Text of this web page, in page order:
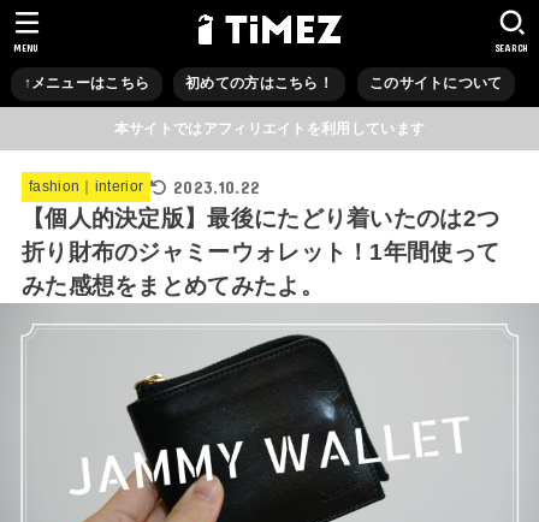
↑メニューはこちら 初めての方はこちら！ このサイトについて
SEARCH
MENU
本サイトではアフィリエイトを利用しています
fashion｜interior 2023.10.22
【個人的決定版】最後にたどり着いたのは2つ
折り財布のジャミーウォレット！1年間使って
みた感想をまとめてみたよ。